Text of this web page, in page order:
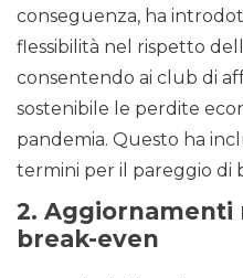
conseguenza, ha
flessibilità nel rispetto
consentendo ai club di
sostenibile le perdite
pandemia. Questo ha
termini per il pareggio di
2. Aggiornamenti
break-even